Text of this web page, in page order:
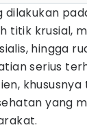
titik krusial,
hingga
serius
yang